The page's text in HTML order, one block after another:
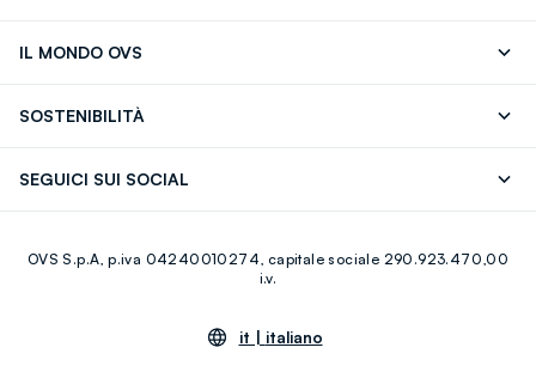
IL MONDO OVS
Giftcard
SOSTENIBILITÀ
SEGUICI SUI SOCIAL
Youtube Linkedin
OVS S.p.A, p.iva 04240010274, capitale sociale 290.923.470,00
i.v.
it | italiano